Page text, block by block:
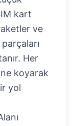
kart
ve
Her
koyarak
yol